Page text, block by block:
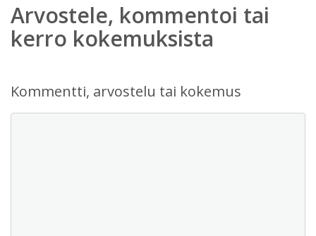
Arvostele, kommentoi tai
kerro kokemuksista
Kommentti, arvostelu tai kokemus